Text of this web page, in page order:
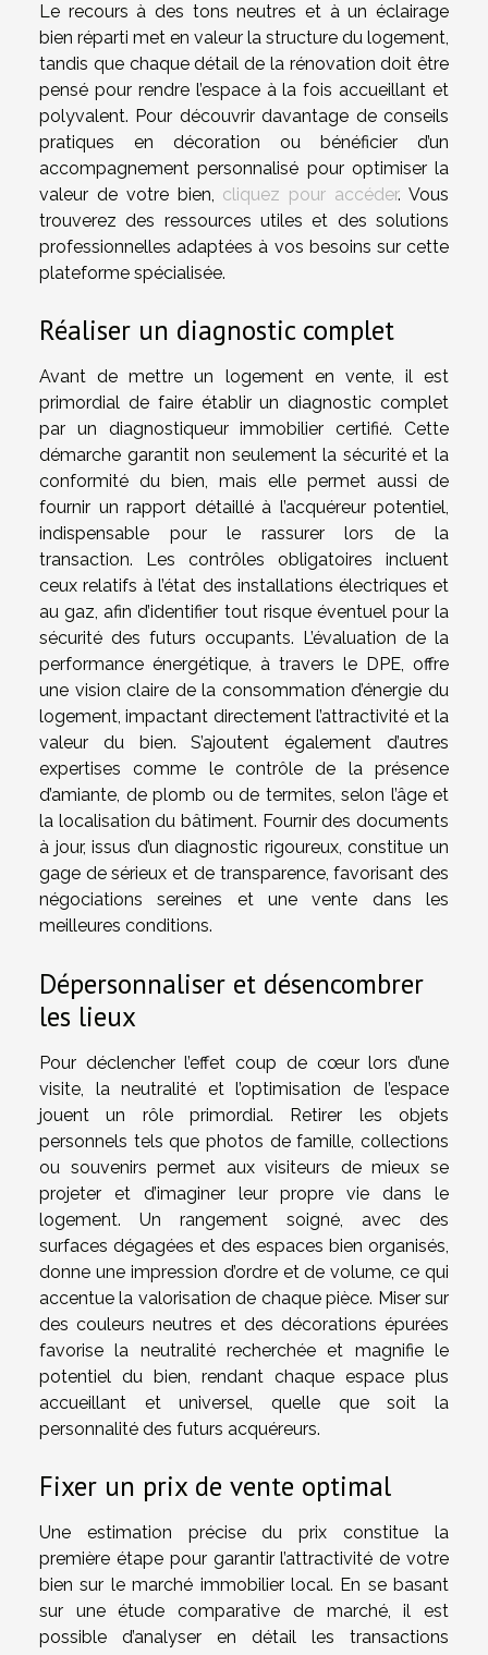
Le recours à des tons neutres et à un éclairage
bien réparti met en valeur la structure du logement,
tandis que chaque détail de la rénovation doit être
pensé pour rendre l’espace à la fois accueillant et
polyvalent. Pour découvrir davantage de conseils
pratiques en décoration ou bénéficier d’un
accompagnement personnalisé pour optimiser la
valeur de votre bien, cliquez pour accéder. Vous
trouverez des ressources utiles et des solutions
professionnelles adaptées à vos besoins sur cette
plateforme spécialisée.
Réaliser un diagnostic complet
Avant de mettre un logement en vente, il est
primordial de faire établir un diagnostic complet
par un diagnostiqueur immobilier certifié. Cette
démarche garantit non seulement la sécurité et la
conformité du bien, mais elle permet aussi de
fournir un rapport détaillé à l’acquéreur potentiel,
indispensable pour le rassurer lors de la
transaction. Les contrôles obligatoires incluent
ceux relatifs à l’état des installations électriques et
au gaz, afin d’identifier tout risque éventuel pour la
sécurité des futurs occupants. L’évaluation de la
performance énergétique, à travers le DPE, offre
une vision claire de la consommation d’énergie du
logement, impactant directement l’attractivité et la
valeur du bien. S’ajoutent également d’autres
expertises comme le contrôle de la présence
d’amiante, de plomb ou de termites, selon l’âge et
la localisation du bâtiment. Fournir des documents
à jour, issus d’un diagnostic rigoureux, constitue un
gage de sérieux et de transparence, favorisant des
négociations sereines et une vente dans les
meilleures conditions.
Dépersonnaliser et désencombrer
les lieux
Pour déclencher l’effet coup de cœur lors d’une
visite, la neutralité et l’optimisation de l’espace
jouent un rôle primordial. Retirer les objets
personnels tels que photos de famille, collections
ou souvenirs permet aux visiteurs de mieux se
projeter et d’imaginer leur propre vie dans le
logement. Un rangement soigné, avec des
surfaces dégagées et des espaces bien organisés,
donne une impression d’ordre et de volume, ce qui
accentue la valorisation de chaque pièce. Miser sur
des couleurs neutres et des décorations épurées
favorise la neutralité recherchée et magnifie le
potentiel du bien, rendant chaque espace plus
accueillant et universel, quelle que soit la
personnalité des futurs acquéreurs.
Fixer un prix de vente optimal
Une estimation précise du prix constitue la
première étape pour garantir l’attractivité de votre
bien sur le marché immobilier local. En se basant
sur une étude comparative de marché, il est
possible d’analyser en détail les transactions